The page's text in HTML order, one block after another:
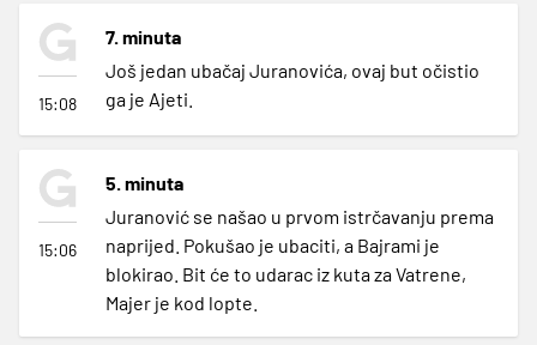
15:08
7. minuta
Još jedan ubačaj Juranovića, ovaj but očistio
ga je Ajeti.
15:06
5. minuta
Juranović se našao u prvom istrčavanju prema
naprijed. Pokušao je ubaciti, a Bajrami je
blokirao. Bit će to udarac iz kuta za Vatrene,
Majer je kod lopte.